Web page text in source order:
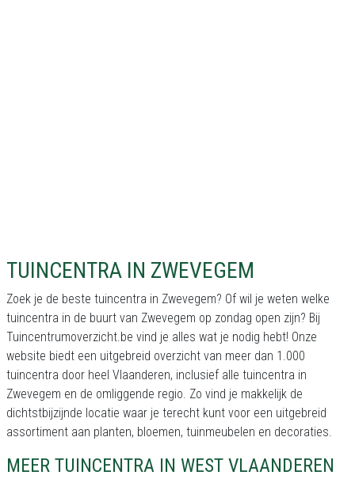
TUINCENTRA IN ZWEVEGEM
Zoek je de beste tuincentra in Zwevegem? Of wil je weten welke
tuincentra in de buurt van Zwevegem op zondag open zijn? Bij
Tuincentrumoverzicht.be vind je alles wat je nodig hebt! Onze
website biedt een uitgebreid overzicht van meer dan 1.000
tuincentra door heel Vlaanderen, inclusief alle tuincentra in
Zwevegem en de omliggende regio. Zo vind je makkelijk de
dichtstbijzijnde locatie waar je terecht kunt voor een uitgebreid
assortiment aan planten, bloemen, tuinmeubelen en decoraties.
MEER TUINCENTRA IN WEST VLAANDEREN